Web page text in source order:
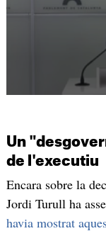
Un
de l'executiu
Encara sobre la
Jordi Turull ha
havia mostrat